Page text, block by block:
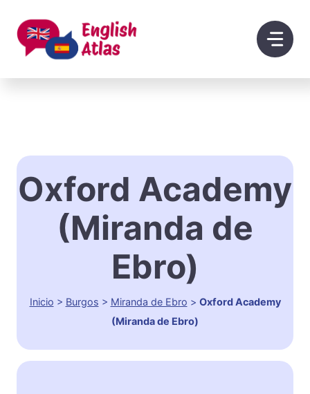
contenido
Oxford Academy
(Miranda de
Ebro)
Inicio > Burgos > Miranda de Ebro > Oxford Academy
(Miranda de Ebro)